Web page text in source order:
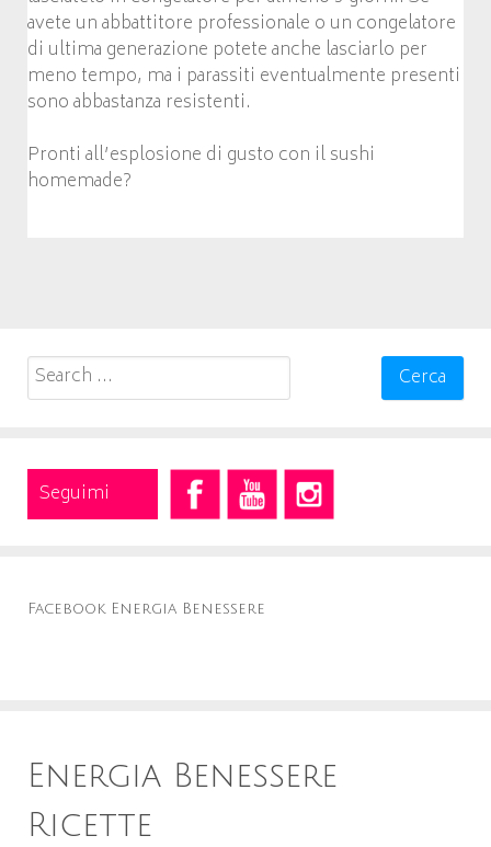
avete un abbattitore professionale o un congelatore
di ultima generazione potete anche lasciarlo per
meno tempo, ma i parassiti eventualmente presenti
sono abbastanza resistenti.
Pronti all’esplosione di gusto con il sushi
homemade?
Search
for:
Seguimi
Facebook Energia Benessere
Energia Benessere
Ricette